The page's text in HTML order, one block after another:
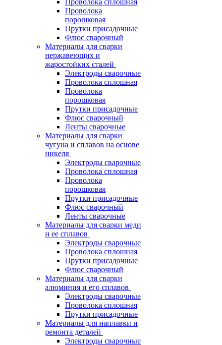
Проволока сплошная
Проволока
порошковая
Прутки присадочные
Флюс сварочный
Материалы для сварки
нержавеющих и
жаростойких сталей
Электроды сварочные
Проволока сплошная
Проволока
порошковая
Прутки присадочные
Флюс сварочный
Ленты сварочные
Материалы для сварки
чугуна и сплавов на основе
никеля
Электроды сварочные
Проволока сплошная
Проволока
порошковая
Прутки присадочные
Флюс сварочный
Ленты сварочные
Материалы для сварки меди
и ее сплавов
Электроды сварочные
Проволока сплошная
Прутки присадочные
Флюс сварочный
Материалы для сварки
алюминия и его сплавов
Электроды сварочные
Проволока сплошная
Прутки присадочные
Материалы для наплавки и
ремонта деталей
Электроды сварочные